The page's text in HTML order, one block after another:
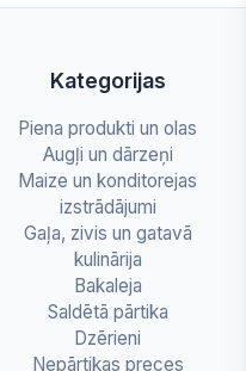
Kategorijas
Piena produkti un olas
Augļi un dārzeņi
Maize un konditorejas
izstrādājumi
Gaļa, zivis un gatavā
kulinārija
Bakaleja
Saldētā pārtika
Dzērieni
Nepārtikas preces